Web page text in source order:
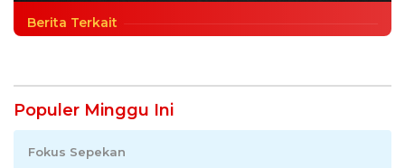
Berita Terkait
Populer Minggu Ini
Fokus Sepekan